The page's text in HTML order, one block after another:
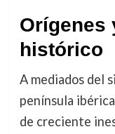
Orígenes
histórico
A mediados del
península
de creciente